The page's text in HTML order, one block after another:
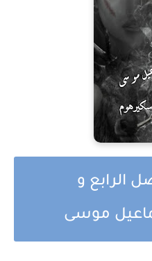
الرابع و
موسى